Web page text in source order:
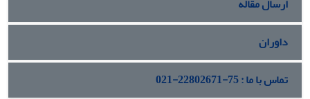
ارسال مقاله
داوران
تماس با ما : 75-22802671-021